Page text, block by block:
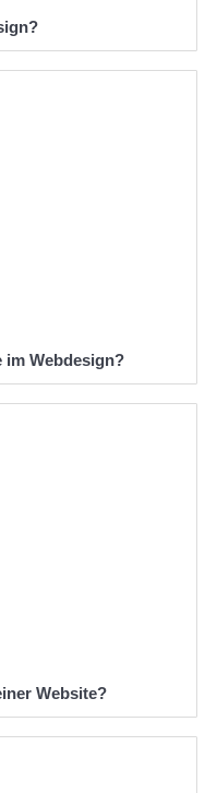
im Webdesign?
Website?